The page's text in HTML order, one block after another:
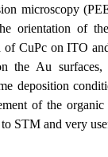
microscopy
orientation of
CuPc on ITO
Au surfaces,
deposition
of the
STM and very